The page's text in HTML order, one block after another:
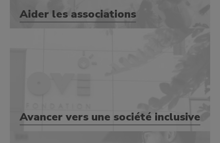
Aider les associations
Avancer vers une société inclusive